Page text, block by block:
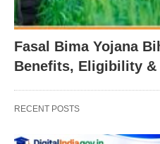
Fasal Bima Yojana
Benefits, Eligibility
RECENT POSTS